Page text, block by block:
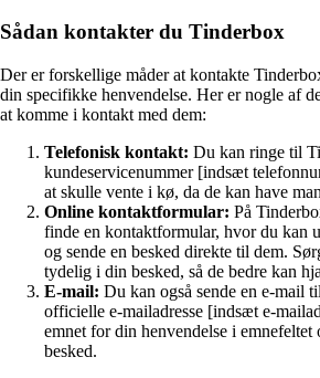
Sådan kontakter du Tinderbox
Der er forskellige måder at kontakte
din specifikke henvendelse. Her er nogle af
at komme i kontakt med dem:
Telefonisk kontakt: Du kan ringe til
kundeservicenummer [indsæt
at skulle vente i kø, da de kan have
Online kontaktformular: På
finde en kontaktformular, hvor du kan
og sende en besked direkte til dem.
tydelig i din besked, så de bedre kan
E-mail: Du kan også sende en e-mail
officielle e-mailadresse [indsæt e-
emnet for din henvendelse i
besked.